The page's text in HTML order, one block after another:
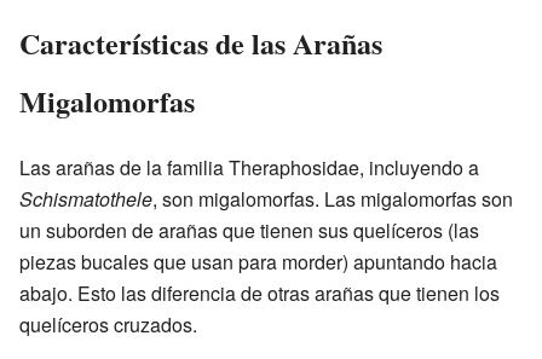
Características de las Arañas
Migalomorfas
Las arañas de la familia Theraphosidae, incluyendo a
Schismatothele, son migalomorfas. Las migalomorfas son
un suborden de arañas que tienen sus quelíceros (las
piezas bucales que usan para morder) apuntando hacia
abajo. Esto las diferencia de otras arañas que tienen los
quelíceros cruzados.